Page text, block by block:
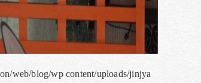
web/blog/wp content/uploads/jinjya